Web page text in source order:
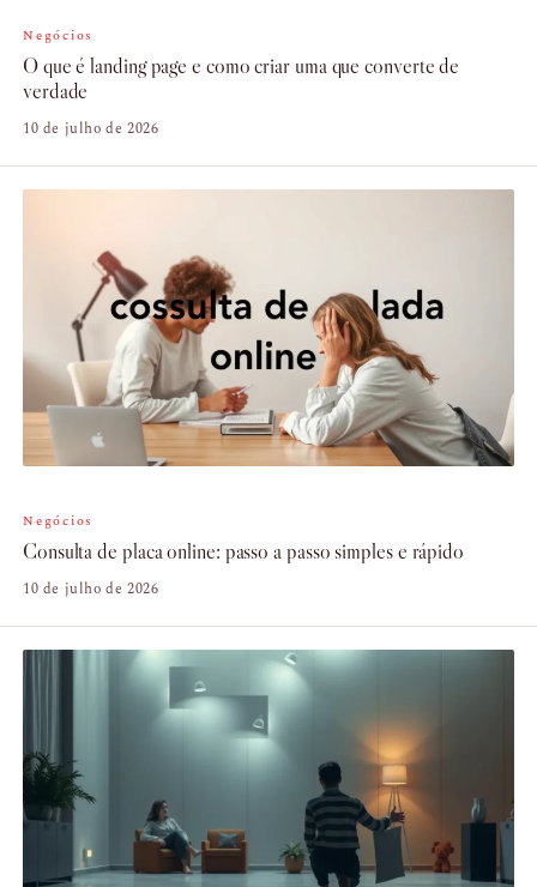
Negócios
O que é landing page e como criar uma que converte de
verdade
10 de julho de 2026
Negócios
Consulta de placa online: passo a passo simples e rápido
10 de julho de 2026